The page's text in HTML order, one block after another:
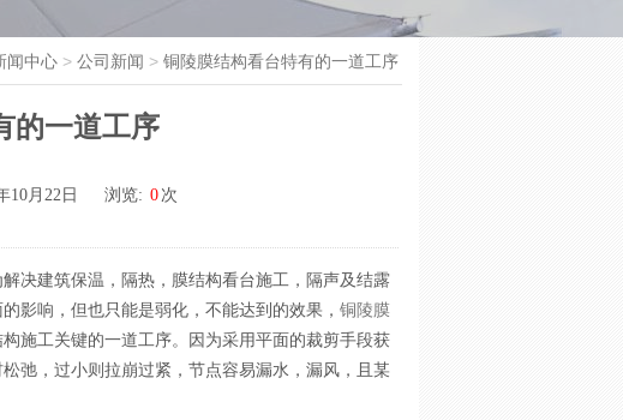
闻中心> 公司新闻 > 铜陵膜结构看台特有的一道工序
的一道工序
10月22日 浏览: 0 次
决建筑保温，隔热，膜结构看台施工，隔声及结露
影响，但也只能是弱化，不能达到的效果，铜陵膜
施工关键的一道工序。因为采用平面的裁剪手段获
弛，过小则拉崩过紧，节点容易漏水，漏风，且某